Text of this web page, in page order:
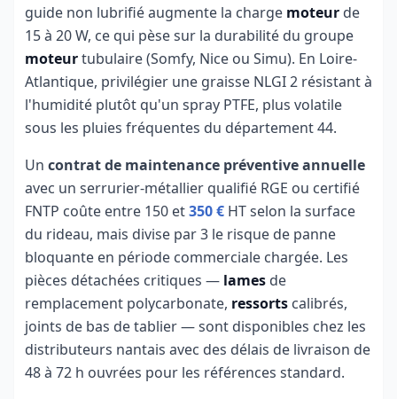
guide non lubrifié augmente la charge moteur de
15 à 20 W, ce qui pèse sur la durabilité du groupe
moteurtubulaire (Somfy, Nice ou Simu). En Loire-
Atlantique, privilégier une graisse NLGI 2 résistant à
l'humidité plutôt qu'un spray PTFE, plus volatile
sous les pluies fréquentes du département 44.
Un contrat de maintenance préventive annuelle
avec un serrurier-métallier qualifié RGE ou certifié
FNTP coûte entre 150 et350 € HT selon la surface
du rideau, mais divise par 3 le risque de panne
bloquante en période commerciale chargée. Les
pièces détachées critiques — lames de
remplacement polycarbonate, ressorts calibrés,
joints de bas de tablier — sont disponibles chez les
distributeurs nantais avec des délais de livraison de
48 à 72 h ouvrées pour les références standard.